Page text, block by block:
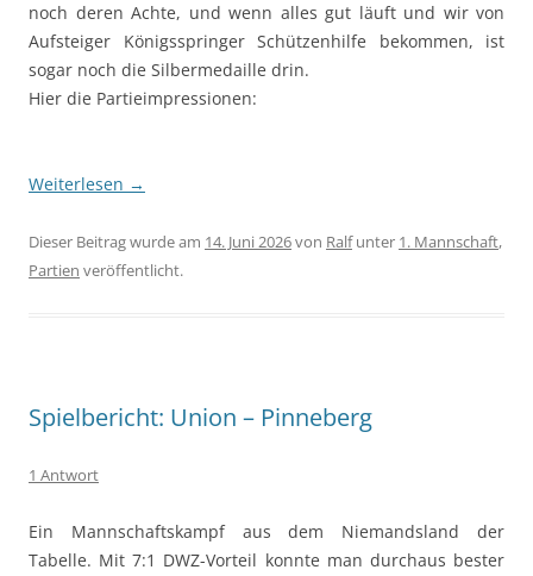
noch deren Achte, und wenn alles gut läuft und wir von
Aufsteiger Königsspringer Schützenhilfe bekommen, ist
sogar noch die Silbermedaille drin.
Hier die Partieimpressionen:
Weiterlesen →
Dieser Beitrag wurde am 14. Juni 2026von Ralfunter 1. Mannschaft,
Partien veröffentlicht.
Spielbericht: Union – Pinneberg
1 Antwort
Ein Mannschaftskampf aus dem Niemandsland der
Tabelle. Mit 7:1 DWZ-Vorteil konnte man durchaus bester